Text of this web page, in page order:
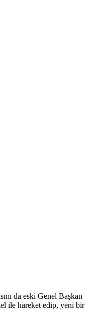
da eski Genel Başkan
ile hareket edip, yeni bir